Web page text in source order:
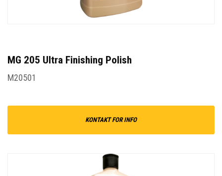
MG 205 Ultra Finishing Polish
M20501
KONTAKT FOR INFO